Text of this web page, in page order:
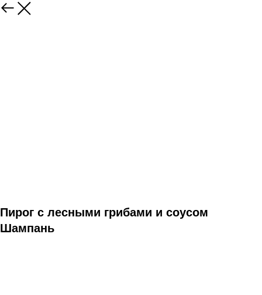
Пирог с лесными грибами и соусом
Шампань